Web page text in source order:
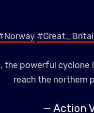
the powerful cyclone
reach the northern
— Action